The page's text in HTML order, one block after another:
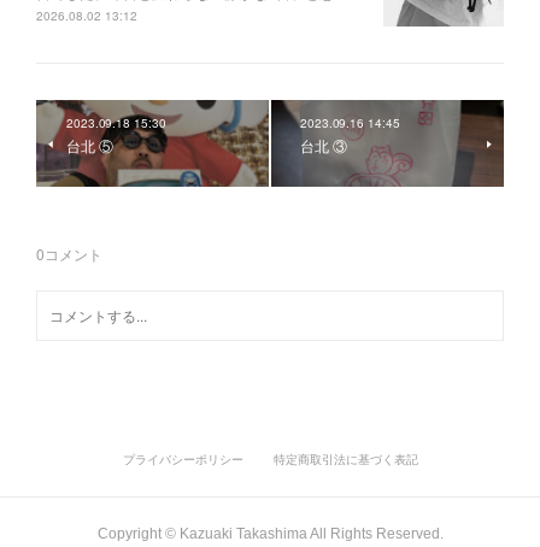
2026.08.02 13:12
2023.09.18 15:30
台北 ⑤
2023.09.16 14:45
台北 ③
0コメント
プライバシーポリシー 特定商取引法に基づく表記
Copyright ©︎ Kazuaki Takashima All Rights Reserved.